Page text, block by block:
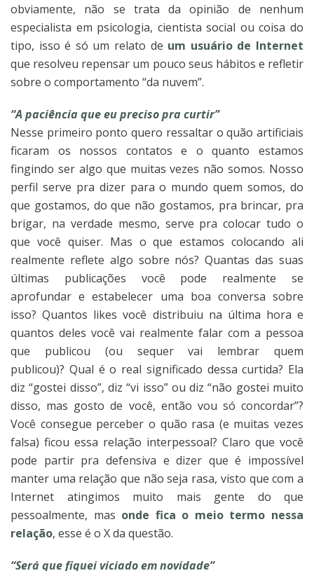
obviamente, não se trata da opinião de nenhum
especialista em psicologia, cientista social ou coisa do
tipo, isso é só um relato de um usuário de Internet
que resolveu repensar um pouco seus hábitos e refletir
sobre o comportamento “da nuvem”.
“A paciência que eu preciso pra curtir”
Nesse primeiro ponto quero ressaltar o quão artificiais
ficaram os nossos contatos e o quanto estamos
fingindo ser algo que muitas vezes não somos. Nosso
perfil serve pra dizer para o mundo quem somos, do
que gostamos, do que não gostamos, pra brincar, pra
brigar, na verdade mesmo, serve pra colocar tudo o
que você quiser. Mas o que estamos colocando ali
realmente reflete algo sobre nós? Quantas das suas
últimas publicações você pode realmente se
aprofundar e estabelecer uma boa conversa sobre
isso? Quantos likes você distribuiu na última hora e
quantos deles você vai realmente falar com a pessoa
que publicou (ou sequer vai lembrar quem
publicou)? Qual é o real significado dessa curtida? Ela
diz “gostei disso”, diz “vi isso” ou diz “não gostei muito
disso, mas gosto de você, então vou só concordar”?
Você consegue perceber o quão rasa (e muitas vezes
falsa) ficou essa relação interpessoal? Claro que você
pode partir pra defensiva e dizer que é impossível
manter uma relação que não seja rasa, visto que com a
Internet atingimos muito mais gente do que
pessoalmente, mas onde fica o meio termo nessa
relação, esse é o X da questão.
“Será que fiquei viciado em novidade”